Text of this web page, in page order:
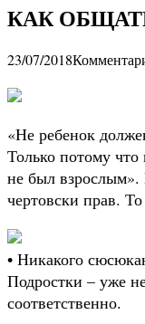
КАК
23/07/2018
«Не ребенок
Только потому
не был взрослым».
чертовски прав.
• Никакого
Подростки – уже
соответственно.